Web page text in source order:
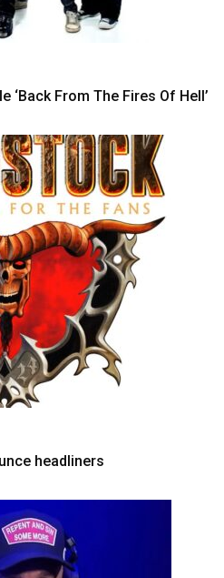
‘Back From The Fires Of Hell’
headliners